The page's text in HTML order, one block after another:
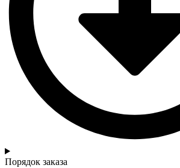
Порядок заказа